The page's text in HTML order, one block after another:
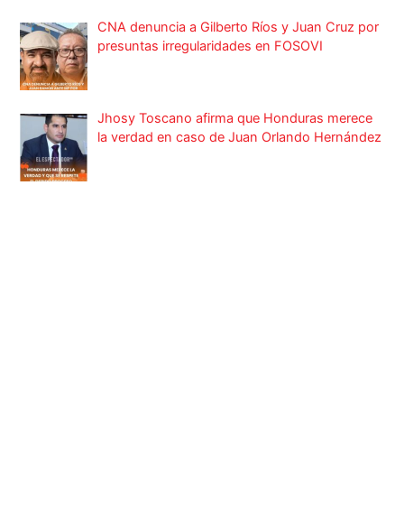
CNA denuncia a Gilberto Ríos y Juan Cruz por
presuntas irregularidades en FOSOVI
Jhosy Toscano afirma que Honduras merece
la verdad en caso de Juan Orlando Hernández